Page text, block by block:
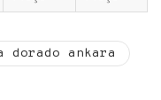
dorado ankara